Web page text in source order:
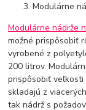
Modulárne
Modulárne nádrže
možné prispôsobiť
vyrobené z
200 litrov.
prispôsobiť veľkosti
skladajú z
tak nádrž s